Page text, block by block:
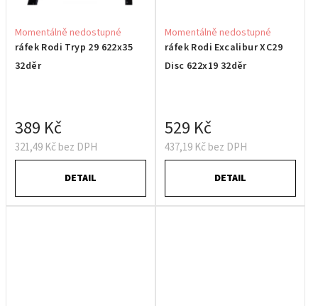
ráfek Rodi Tryp 29 622x35
32děr
Momentálně nedostupné
321,49 Kč bez DPH
389 Kč
DETAIL
ráfek Rodi Excalibur XC29
Disc 622x19 32děr
Momentálně nedostupné
437,19 Kč bez DPH
529 Kč
DETAIL